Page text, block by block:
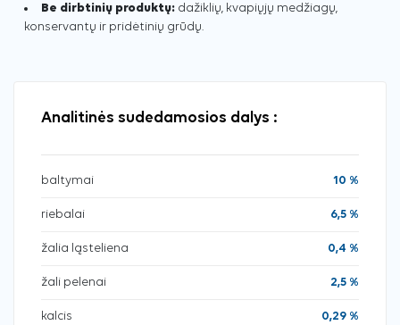
Be dirbtinių produktų: dažiklių, kvapiųjų medžiagų,
konservantų ir pridėtinių grūdų.
Analitinės sudedamosios dalys :
baltymai 10 %
riebalai 6,5 %
žalia ląsteliena 0,4 %
žali pelenai 2,5 %
kalcis 0,29 %